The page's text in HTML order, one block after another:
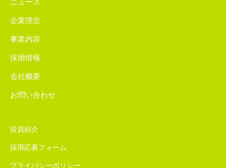
企業理念
事業内容
採用情報
会社概要
お問い合わせ
役員紹介
採用応募フォーム
プライバシーポリシー